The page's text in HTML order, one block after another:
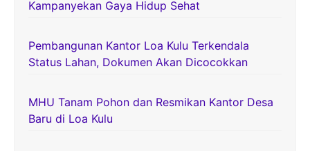
Kampanyekan Gaya Hidup Sehat
Pembangunan Kantor Loa Kulu Terkendala
Status Lahan, Dokumen Akan Dicocokkan
MHU Tanam Pohon dan Resmikan Kantor Desa
Baru di Loa Kulu